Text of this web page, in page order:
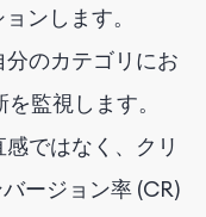
ンします。
分のカテゴリにお
監視します。
感ではなく、クリ
ージョン率 (CR)